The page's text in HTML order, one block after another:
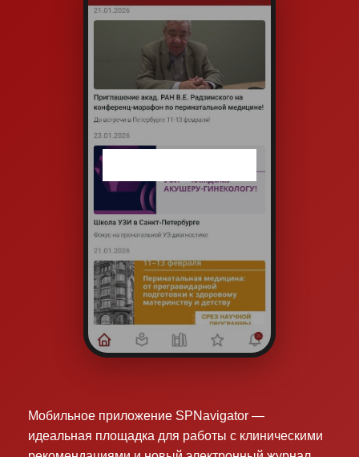
Мобильное приложение SPNavigator —
идеальная площадка для работы с клиническими